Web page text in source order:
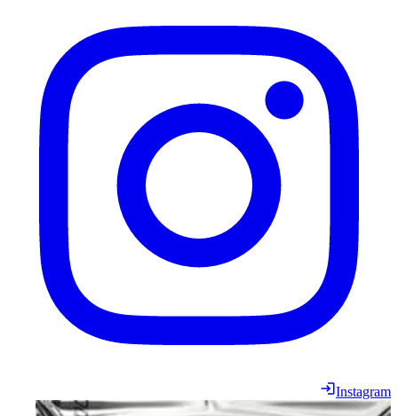
Instagram